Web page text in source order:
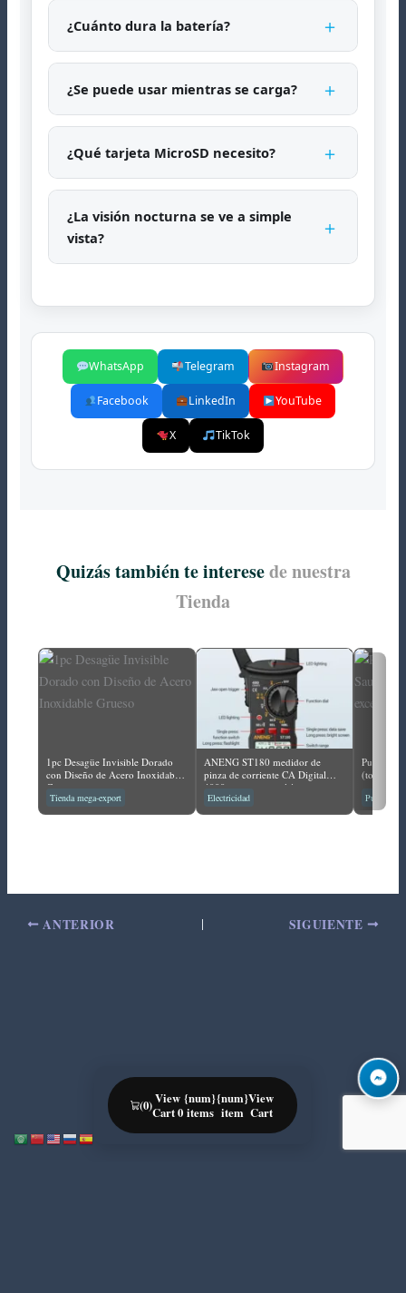
¿Cuánto dura la batería? ＋
¿Se puede usar mientras se carga? ＋
¿Qué tarjeta MicroSD necesito? ＋
¿La visión nocturna se ve a simple
vista?
＋
WhatsApp Telegram Instagram
Facebook LinkedIn YouTube
X TikTok
Quizás también te interesede nuestra
Tienda
1pc Desagüe Invisible Dorado
con Diseño de Acero Inoxidable
Grueso
Tienda mega-export
ANENG ST180 medidor de
pinza de corriente CA Digital
4000 recuentos multímetro
amperímetro probador de voltaje
amplificador de coche Hz
Electricidad
Puerta de
(todos los
Puertas
ANTERIOR SIGUIENTE
(0) View
Cart 0
{num}
items
{num}
item
View
Cart